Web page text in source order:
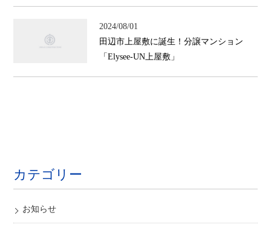
2024/08/01
田辺市上屋敷に誕生！分譲マンション
「Elysee-UN上屋敷」
カテゴリー
お知らせ